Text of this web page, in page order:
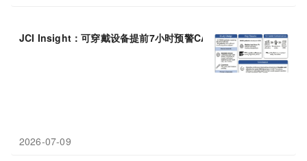
JCI Insight：可穿戴设备提前7小时预警CAR-T“炎症风暴”，多发
2026-07-09